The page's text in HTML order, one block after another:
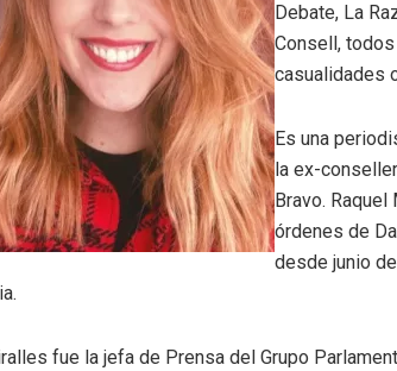
Debate, La
Consell,
casualidades
Es una
la ex-
Bravo.
órdenes de
desde junio
fue la jefa de Prensa del Grupo